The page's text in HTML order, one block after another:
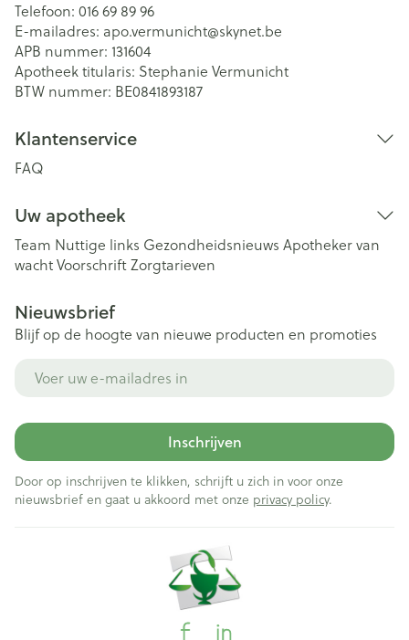
Telefoon: 016 69 89 96
E-mailadres: apo.vermunicht@skynet.be
APB nummer: 131604
Apotheek titularis: Stephanie Vermunicht
BTW nummer: BE0841893187
Klantenservice
FAQ
Uw apotheek
Team Nuttige links Gezondheidsnieuws Apotheker van
wachtVoorschriftZorgtarieven
Nieuwsbrief
Blijf op de hoogte van nieuwe producten en promoties
Inschrijven
Door op inschrijven te klikken, schrijft u zich in voor onze
nieuwsbrief en gaat u akkoord met onze privacy policy.